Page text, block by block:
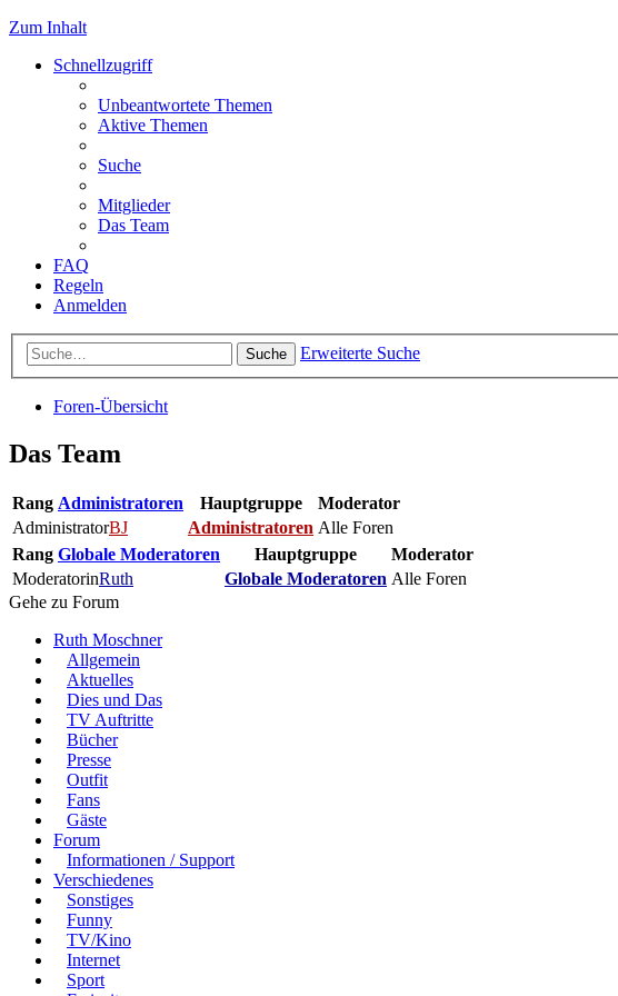
Zum Inhalt
Schnellzugriff
Unbeantwortete Themen
Aktive Themen
Suche
Mitglieder
Das Team
FAQ
Regeln
Anmelden
Suche Erweiterte Suche
Foren-Übersicht
Das Team
Rang Administratoren Hauptgruppe
Moderator
AdministratorBJ Administratoren Alle Foren
Rang Globale Moderatoren Hauptgruppe
Moderator
ModeratorinRuth Globale Moderatoren Alle Foren
Gehe zu Forum
Ruth Moschner
Allgemein
Aktuelles
Dies und Das
TV Auftritte
Bücher
Presse
Outfit
Fans
Gäste
Forum
Informationen / Support
Verschiedenes
Sonstiges
Funny
TV/Kino
Internet
Sport